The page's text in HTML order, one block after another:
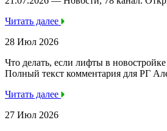
Читать далее
28 Июл 2026
Что делать, если лифты в
Полный текст комментария для РГ
Читать далее
27 Июл 2026